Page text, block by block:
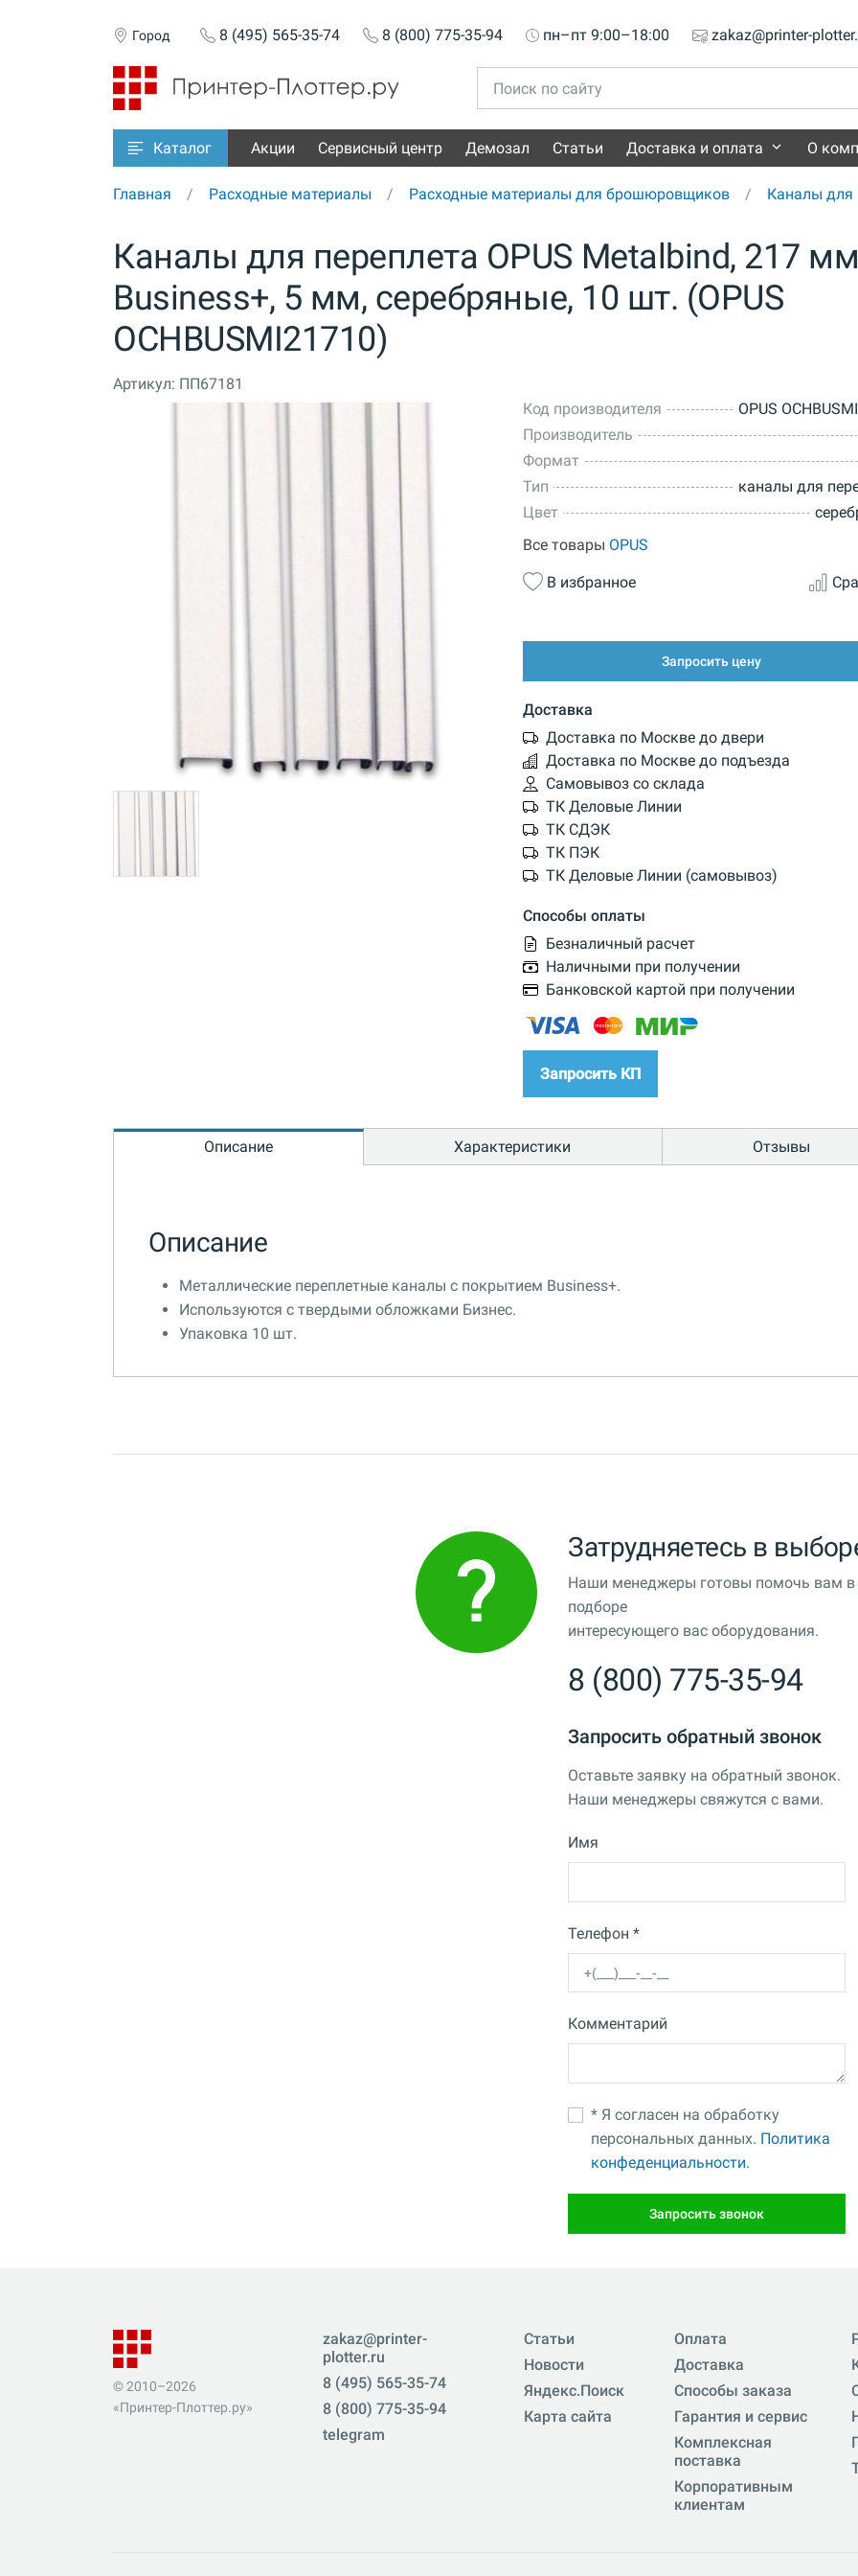
Город 8 (495) 565-35-74 8 (800) 775-35-94 пн–пт 9:00–18:00 zakaz@printer-
Каталог Акции Сервисный центр Демозал Статьи Доставка и оплата О
Главная Расходные материалы Расходные материалы для брошюровщиков Каналы для
Каналы для переплета OPUS Metalbind, 217
Business+, 5 мм, серебряные, 10 шт. (OPUS
OCHBUSMI21710)
Артикул: ПП67181
Код производителя
OPUS
Производитель
Формат
Тип
каналы для
Цвет
Все товары OPUS
В избранное
Запросить цену
Доставка
Доставка по Москве до двери
Доставка по Москве до подъезда
Самовывоз со склада
ТК Деловые Линии
ТК СДЭК
ТК ПЭК
ТК Деловые Линии (самовывоз)
Способы оплаты
Безналичный расчет
Наличными при получении
Банковской картой при получении
Запросить КП
Описание Характеристики Отзывы
Описание
Металлические переплетные каналы с покрытием Business+.
Используются с твердыми обложками Бизнес.
Упаковка 10 шт.
Затрудняетесь в
Наши менеджеры готовы помочь вам в
подборе
интересующего вас оборудования.
8 (800) 775-35-94
Запросить обратный звонок
Оставьте заявку на обратный звонок.
Наши менеджеры свяжутся с вами.
Имя
Телефон *
Комментарий
* Я согласен на обработку
персональных данных. Политика
конфеденциальности.
Запросить звонок
© 2010–2026
«Принтер-Плоттер.ру»
zakaz@printer-
plotter.ru
8 (495) 565-35-74
8 (800) 775-35-94
telegram
Статьи
Новости
Яндекс.Поиск
Карта сайта
Оплата
Доставка
Способы заказа
Гарантия и сервис
Комплексная
поставка
Корпоративным
клиентам